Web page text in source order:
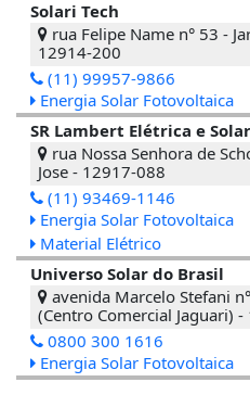
Solari Tech
rua Felipe Name n° 53 -
12914-200
(11) 99957-9866
Energia Solar Fotovoltaica
SR Lambert Elétrica e Solar
rua Nossa Senhora de
Jose - 12917-088
(11) 93469-1146
Energia Solar Fotovoltaica
Material Elétrico
Universo Solar do Brasil
avenida Marcelo Stefani
(Centro Comercial Jaguari)
0800 300 1616
Energia Solar Fotovoltaica